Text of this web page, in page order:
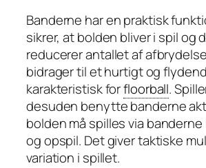
Banderne har en praktisk
sikrer, at bolden bliver i spil og
reducerer antallet af
bidrager til et hurtigt og
karakteristisk forfloorball.
desuden benytte banderne
bolden må spilles via banderne
og opspil. Det giver taktiske
variation i spillet.